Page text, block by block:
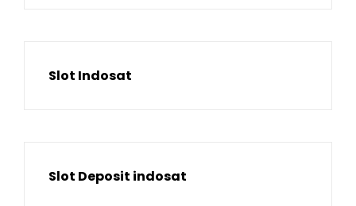
Slot Indosat
Slot Deposit indosat